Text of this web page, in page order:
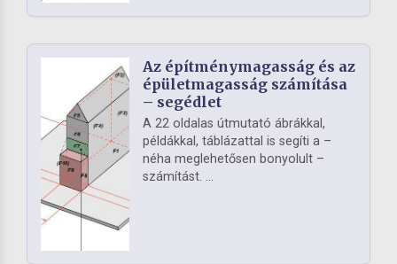
Az építménymagasság és az
épületmagasság számítása
– segédlet
A 22 oldalas útmutató ábrákkal,
példákkal, táblázattal is segíti a –
néha meglehetősen bonyolult –
számítást. ...